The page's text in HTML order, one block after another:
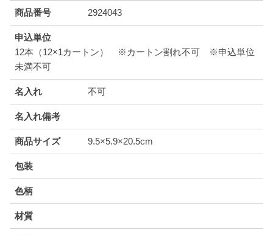
商品番号 2924043
申込単位
12本（12×1カートン） ※カートン割れ不可 ※申込単位
未満不可
名入れ 不可
名入れ備考
商品サイズ 9.5×5.9×20.5cm
包装
色柄
材質